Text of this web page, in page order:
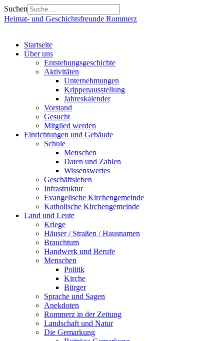
Suchen
Heimat- und Geschichtsfreunde Rommerz
Startseite
Über uns
Entstehungsgeschichte
Aktivitäten
Unternehmungen
Krippenausstellung
Jahreskalender
Vorstand
Gesucht
Mitglied werden
Einrichtungen und Gebäude
Schule
Menschen
Daten und Zahlen
Wissenswertes
Geschäftsleben
Infrastruktur
Evangelische Kirchengemeinde
Katholische Kirchengemeinde
Land und Leute
Kriege
Häuser / Straßen / Hausnamen
Brauchtum
Handwerk und Berufe
Menschen
Politik
Kirche
Bürger
Sprache und Sagen
Anekdoten
Rommerz in der Zeitung
Landschaft und Natur
Die Gemarkung